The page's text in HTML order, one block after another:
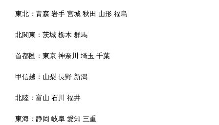
東北：青森 岩手 宮城 秋田 山形 福島
北関東：茨城 栃木 群馬
首都圏：東京 神奈川 埼玉 千葉
甲信越： 山梨 長野 新潟
北陸：富山 石川 福井
東海：静岡 岐阜 愛知 三重